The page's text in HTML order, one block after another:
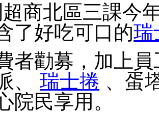
商北區三課今
了好吃可口的瑞
者勸募，加上
、 瑞士捲 、蛋
院民享用。